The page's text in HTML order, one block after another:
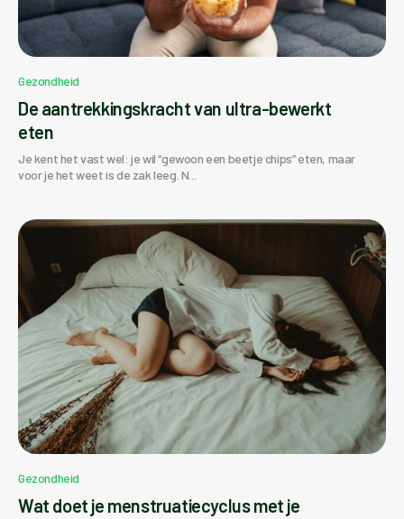
Gezondheid
De aantrekkingskracht van ultra-bewerkt
eten
Je kent het vast wel: je wil “gewoon een beetje chips” eten, maar
voor je het weet is de zak leeg. N...
Gezondheid
Wat doet je menstruatiecyclus met je